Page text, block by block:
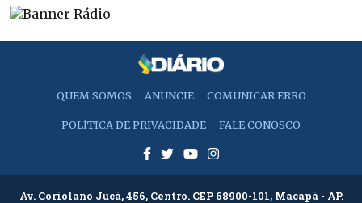
QUEM SOMOS ANUNCIE COMUNICAR ERRO
POLÍTICA DE PRIVACIDADE FALE CONOSCO
Av. Coriolano Jucá, 456, Centro. CEP 68900-101, Macapá - AP.